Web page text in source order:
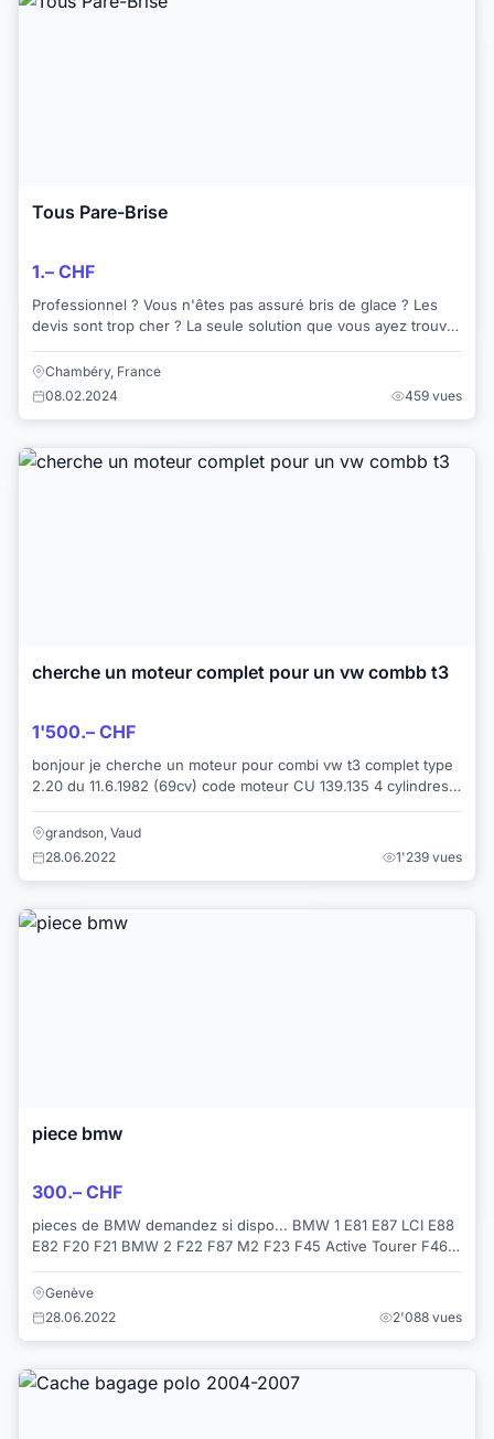
Tous Pare-Brise
1.– CHF
Professionnel ? Vous n'êtes pas assuré bris de glace ? Les
devis sont trop cher ? La seule solution que vous ayez trouver
Chambéry, France
08.02.2024
459 vues
cherche un moteur complet pour un vw combb t3
1'500.– CHF
bonjour je cherche un moteur pour combi vw t3 complet type
2.20 du 11.6.1982 (69cv) code moteur CU 139.135 4 cylindres
grandson, Vaud
28.06.2022
1'239 vues
piece bmw
300.– CHF
pieces de BMW demandez si dispo... BMW 1 E81 E87 LCI E88
E82 F20 F21 BMW 2 F22 F87 M2 F23 F45 Active Tourer F46
Gran Tourer BMW 3 E46 E90 LCI E91...
Genève
28.06.2022
2'088 vues